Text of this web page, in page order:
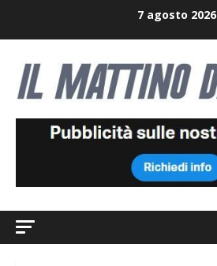
7 agosto 2026